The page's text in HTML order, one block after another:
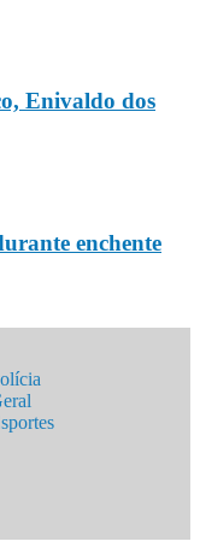
Enivaldo dos
enchente